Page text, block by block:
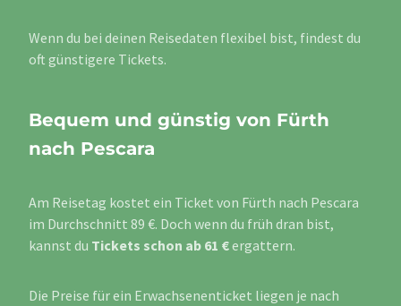
Wenn du bei deinen Reisedaten flexibel bist, findest du
oft günstigere Tickets.
Bequem und günstig von Fürth
nach Pescara
Am Reisetag kostet ein Ticket von Fürth nach Pescara
im Durchschnitt 89 €. Doch wenn du früh dran bist,
kannst du Tickets schon ab 61 €ergattern.
Die Preise für ein Erwachsenenticket liegen je nach